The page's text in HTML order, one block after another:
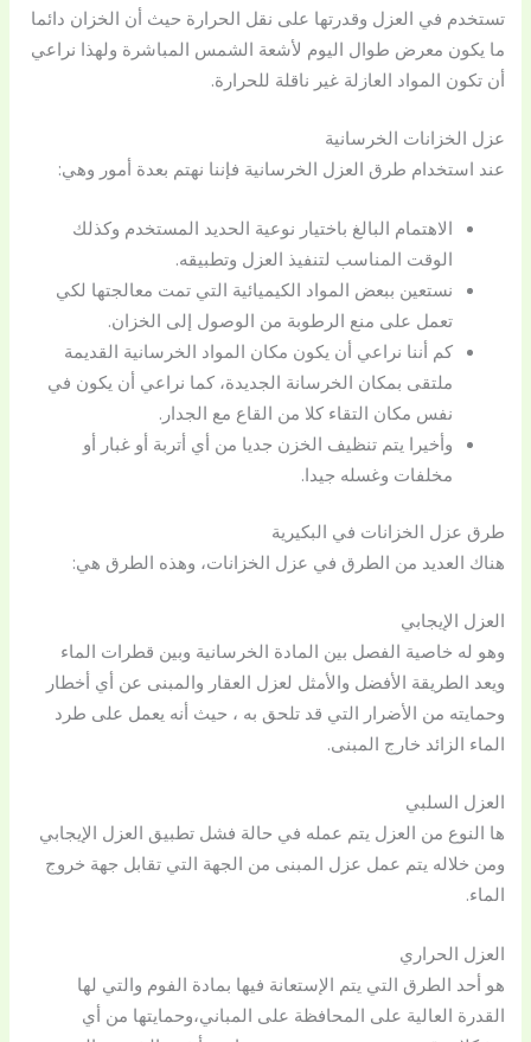
تستخدم في العزل وقدرتها على نقل الحرارة حيث أن الخزان دائما
ما يكون معرض طوال اليوم لأشعة الشمس المباشرة ولهذا نراعي
أن تكون المواد العازلة غير ناقلة للحرارة.
عزل الخزانات الخرسانية
عند استخدام طرق العزل الخرسانية فإننا نهتم بعدة أمور وهي:
الاهتمام البالغ باختيار نوعية الحديد المستخدم وكذلك
الوقت المناسب لتنفيذ العزل وتطبيقه.
نستعين ببعض المواد الكيميائية التي تمت معالجتها لكي
تعمل على منع الرطوبة من الوصول إلى الخزان.
كم أننا نراعي أن يكون مكان المواد الخرسانية القديمة
ملتقى بمكان الخرسانة الجديدة، كما نراعي أن يكون في
نفس مكان التقاء كلا من القاع مع الجدار.
وأخيرا يتم تنظيف الخزن جديا من أي أتربة أو غبار أو
مخلفات وغسله جيدا.
طرق عزل الخزانات في البكيرية
هناك العديد من الطرق في عزل الخزانات، وهذه الطرق هي:
العزل الإيجابي
وهو له خاصية الفصل بين المادة الخرسانية وبين قطرات الماء
ويعد الطريقة الأفضل والأمثل لعزل العقار والمبنى عن أي أخطار
وحمايته من الأضرار التي قد تلحق به ، حيث أنه يعمل على طرد
الماء الزائد خارج المبنى.
العزل السلبي
ها النوع من العزل يتم عمله في حالة فشل تطبيق العزل الإيجابي
ومن خلاله يتم عمل عزل المبنى من الجهة التي تقابل جهة خروج
الماء.
العزل الحراري
هو أحد الطرق التي يتم الإستعانة فيها بمادة الفوم والتي لها
القدرة العالية على المحافظة على المباني،وحمايتها من أي